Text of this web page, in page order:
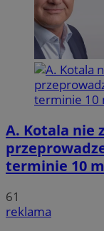
A. Kotala nie
terminie 10
61
reklama